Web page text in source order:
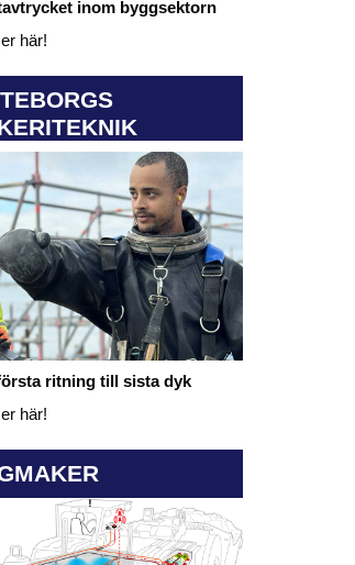
inom byggsektorn
här!
ritning till sista dyk
här!